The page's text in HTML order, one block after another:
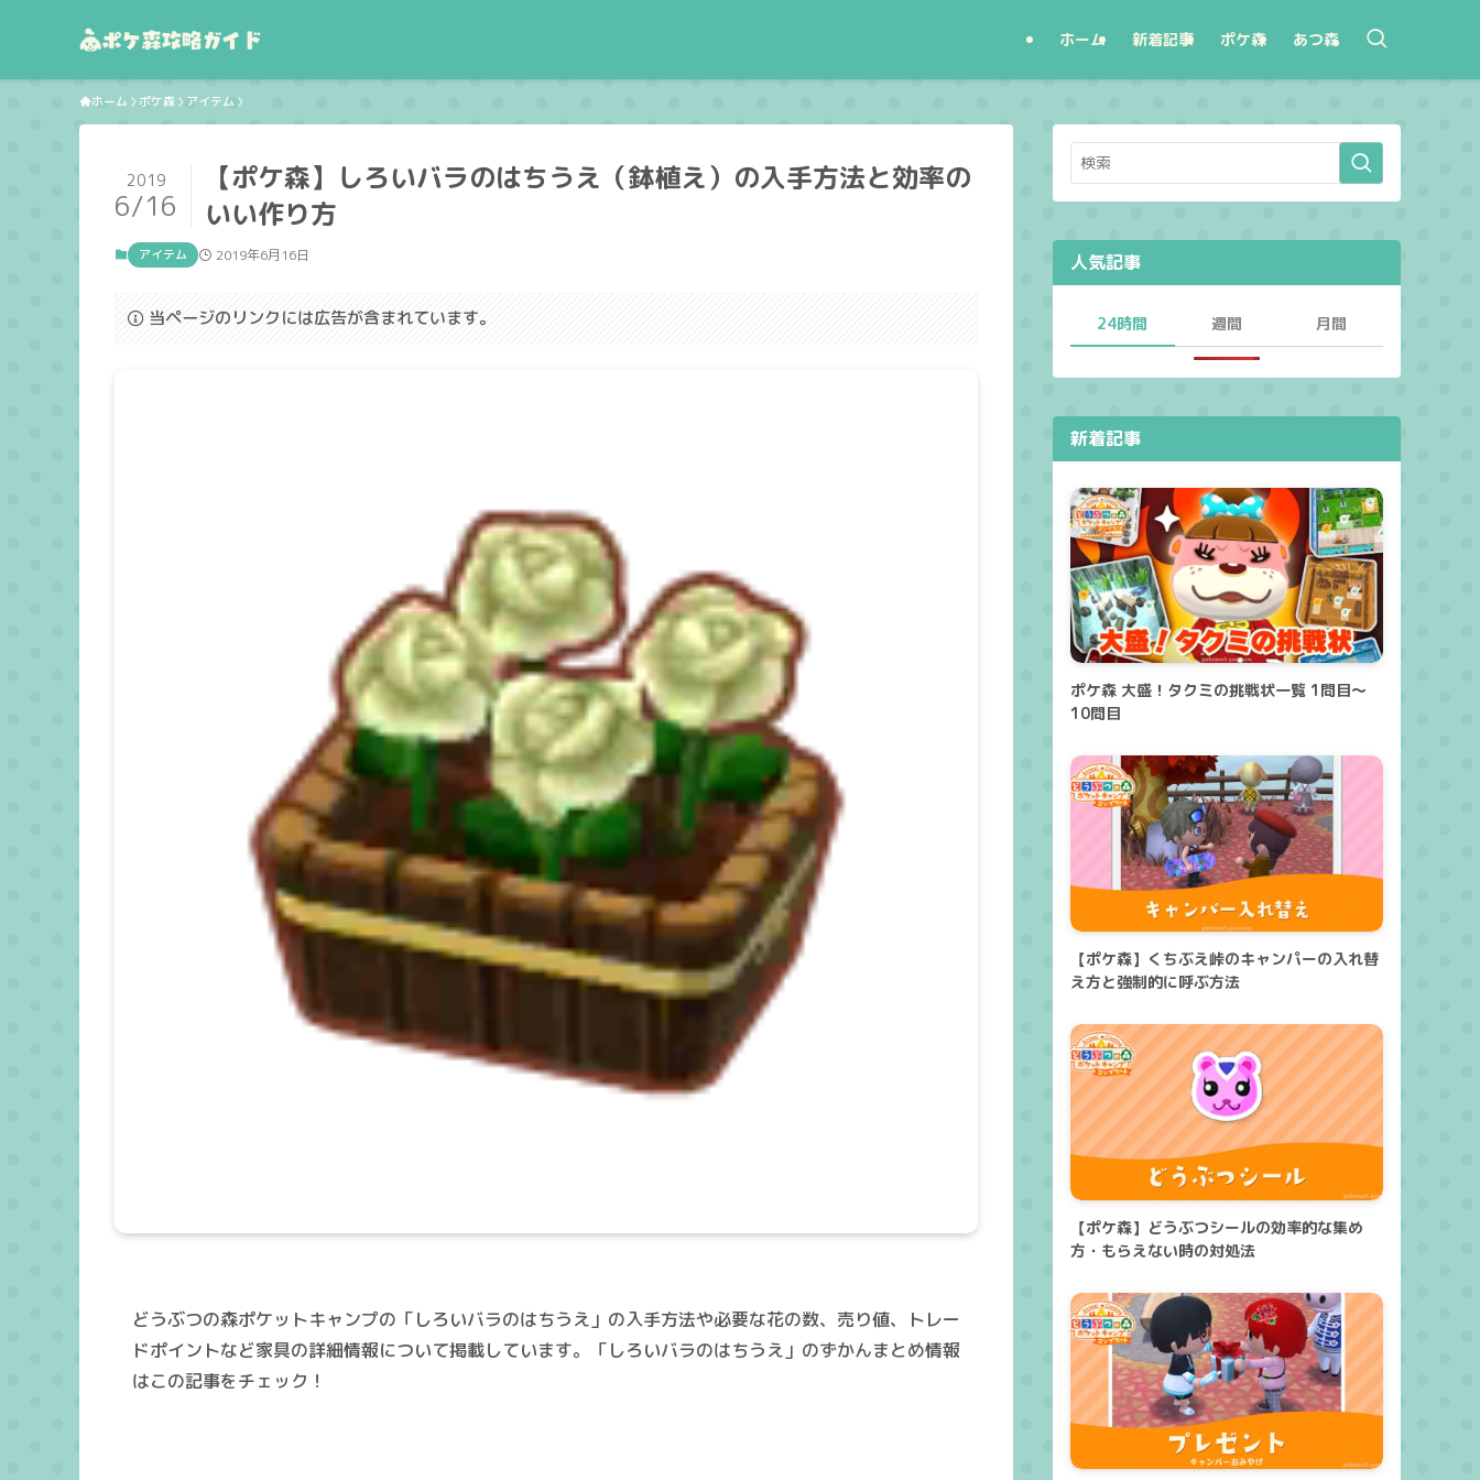
ホーム 新着記事 ポケ森 あつ森
ホーム ポケ森 アイテム
【ポケ森】しろいバラのはちうえ（鉢植え）の入手方法と効率の
いい作り方
2019
6/16
アイテム 2019年6月16日
当ページのリンクには広告が含まれています。
どうぶつの森ポケットキャンプの「しろいバラのはちうえ」の入手方法や必要な花の数、売り値、トレー
ドポイントなど家具の詳細情報について掲載しています。「しろいバラのはちうえ」のずかんまとめ情報
はこの記事をチェック！
人気記事
24時間 週間 月間
新着記事
ポケ森 大盛！タクミの挑戦状一覧 1問目～
10問目
【ポケ森】くちぶえ峠のキャンパーの入れ替
え方と強制的に呼ぶ方法
【ポケ森】どうぶつシールの効率的な集め
方・もらえない時の対処法